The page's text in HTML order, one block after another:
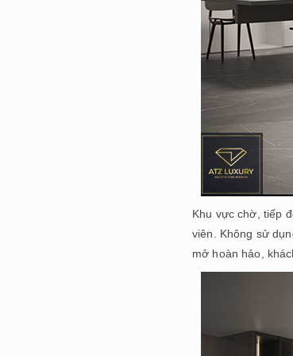
Khu vực chờ, tiếp
viên. Không sử
mở hoàn hảo,